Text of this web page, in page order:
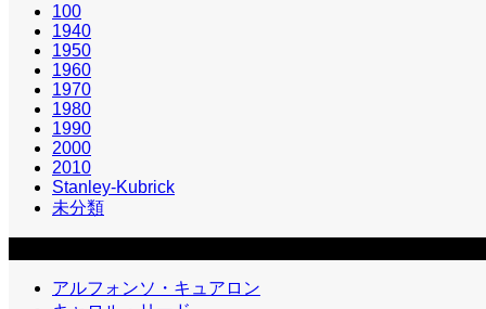
100
1940
1950
1960
1970
1980
1990
2000
2010
Stanley-Kubrick
未分類
アルフォンソ・キュアロン